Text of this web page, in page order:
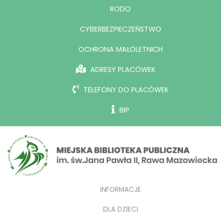
RODO
CYBERBEZPIECZEŃSTWO
OCHRONA MAŁOLETNICH
ADRESY PLACÓWEK
TELEFONY DO PLACÓWEK
BIP
INFORMACJE
DLA DZIECI